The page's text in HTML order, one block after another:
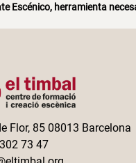
Escénico, herramienta
Flor, 85 08013 Barcelona
73 47